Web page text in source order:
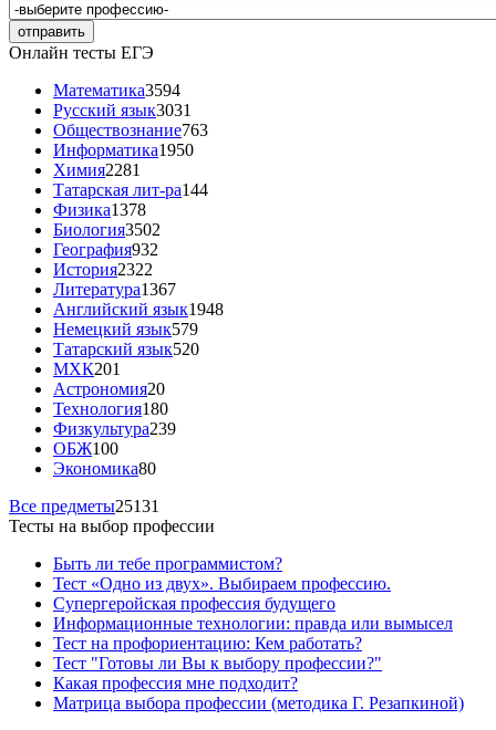
Онлайн тесты ЕГЭ
Математика3594
Русский язык3031
Обществознание763
Информатика1950
Химия2281
Татарская лит-ра144
Физика1378
Биология3502
География932
История2322
Литература1367
Английский язык1948
Немецкий язык579
Татарский язык520
МХК201
Астрономия20
Технология180
Физкультура239
ОБЖ100
Экономика80
Все предметы25131
Тесты на выбор профессии
Быть ли тебе программистом?
Тест «Одно из двух». Выбираем профессию.
Супергеройская профессия будущего
Информационные технологии: правда или вымысел
Тест на профориентацию: Кем работать?
Тест "Готовы ли Вы к выбору профессии?"
Какая профессия мне подходит?
Матрица выбора профессии (методика Г. Резапкиной)